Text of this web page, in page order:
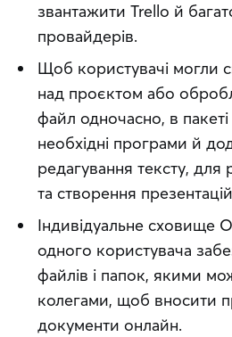
звантажити Trello й
провайдерів.
Щоб користувачі могли
над проєктом або
файл одночасно, в пакеті
необхідні програми й
редагування тексту,
та створення
Індивідуальне сховище
одного користувача
файлів і папок, якими
колегами, щоб вносити
документи онлайн.